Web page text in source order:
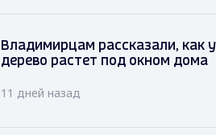
Владимирцам рассказали, как
дерево растет под окном дома
11 дней назад